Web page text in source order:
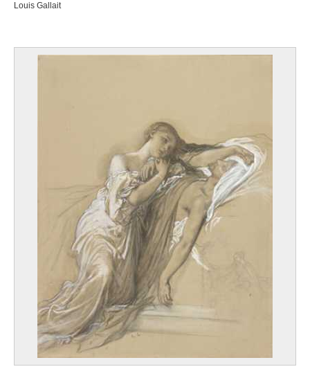
Louis Gallait